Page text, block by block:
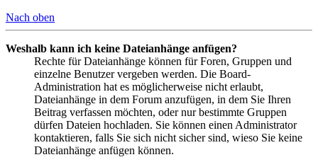
Nach oben
Weshalb kann ich keine Dateianhänge anfügen?
Rechte für Dateianhänge können für Foren, Gruppen und
einzelne Benutzer vergeben werden. Die Board-
Administration hat es möglicherweise nicht erlaubt,
Dateianhänge in dem Forum anzufügen, in dem Sie Ihren
Beitrag verfassen möchten, oder nur bestimmte Gruppen
dürfen Dateien hochladen. Sie können einen Administrator
kontaktieren, falls Sie sich nicht sicher sind, wieso Sie keine
Dateianhänge anfügen können.